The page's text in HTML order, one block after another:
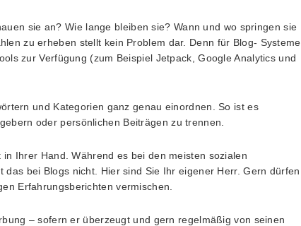
sie an? Wie lange bleiben sie? Wann und wo springen sie
zu erheben stellt kein Problem dar. Denn für Blog- Systeme
zur Verfügung (zum Beispiel Jetpack, Google Analytics und
und Kategorien ganz genau einordnen. So ist es
oder persönlichen Beiträgen zu trennen.
Ihrer Hand. Während es bei den meisten sozialen
bei Blogs nicht. Hier sind Sie Ihr eigener Herr. Gern dürfen
Erfahrungsberichten vermischen.
– sofern er überzeugt und gern regelmäßig von seinen